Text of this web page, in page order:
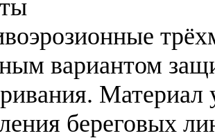
вариантом
Материал
береговых